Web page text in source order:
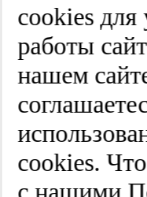
cооkies
работы
нашем
cооkies.